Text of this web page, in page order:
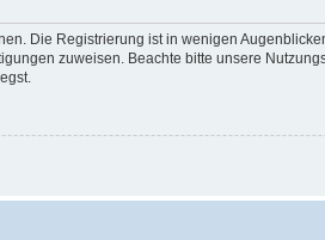
Die Registrierung ist in wenigen
zuweisen. Beachte bitte unsere